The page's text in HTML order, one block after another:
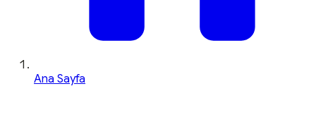
Ana Sayfa